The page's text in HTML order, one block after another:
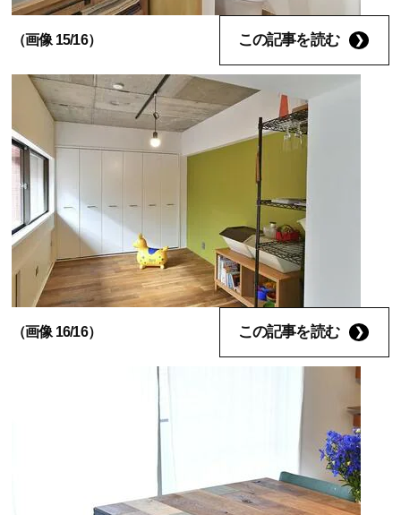
（画像 15/16） この記事を読む
（画像 16/16） この記事を読む